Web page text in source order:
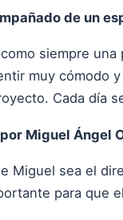
de un
siempre
muy cómodo
Cada día
Miguel Ángel
Miguel sea el
para que